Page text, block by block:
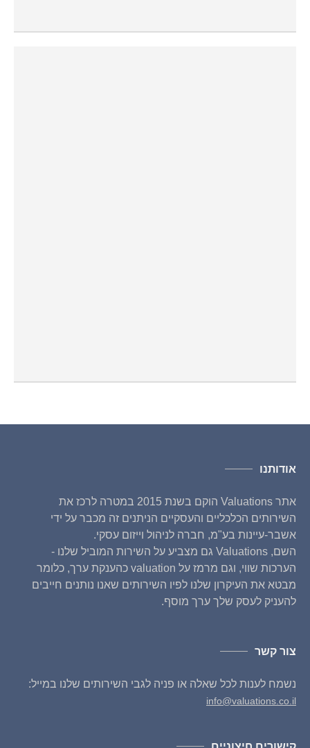
אודותנו
אתר Valuations הוקם בשנת 2015 במטרה לרכז את
השירותים הכלכליים והעסקיים הניתנים זה מכבר על ידי
אשבר-עיינות בע"מ, חברה לניהול וייזום עסקי.
השם, Valuations גם מצביע על השירות המוביל שלנו -
הערכות שווי, וגם מרמז על valuation כהענקת ערך, כלומר
מבטא את העיקרון שלנו לפיו השירותים שאנו נותנים חייבים
להעניק לעסק שלך ערך מוסף.
צור קשר
נשמח לענות לכל שאלה או פניה לגבי השירותים שלנו במייל:
info@valuations.co.il